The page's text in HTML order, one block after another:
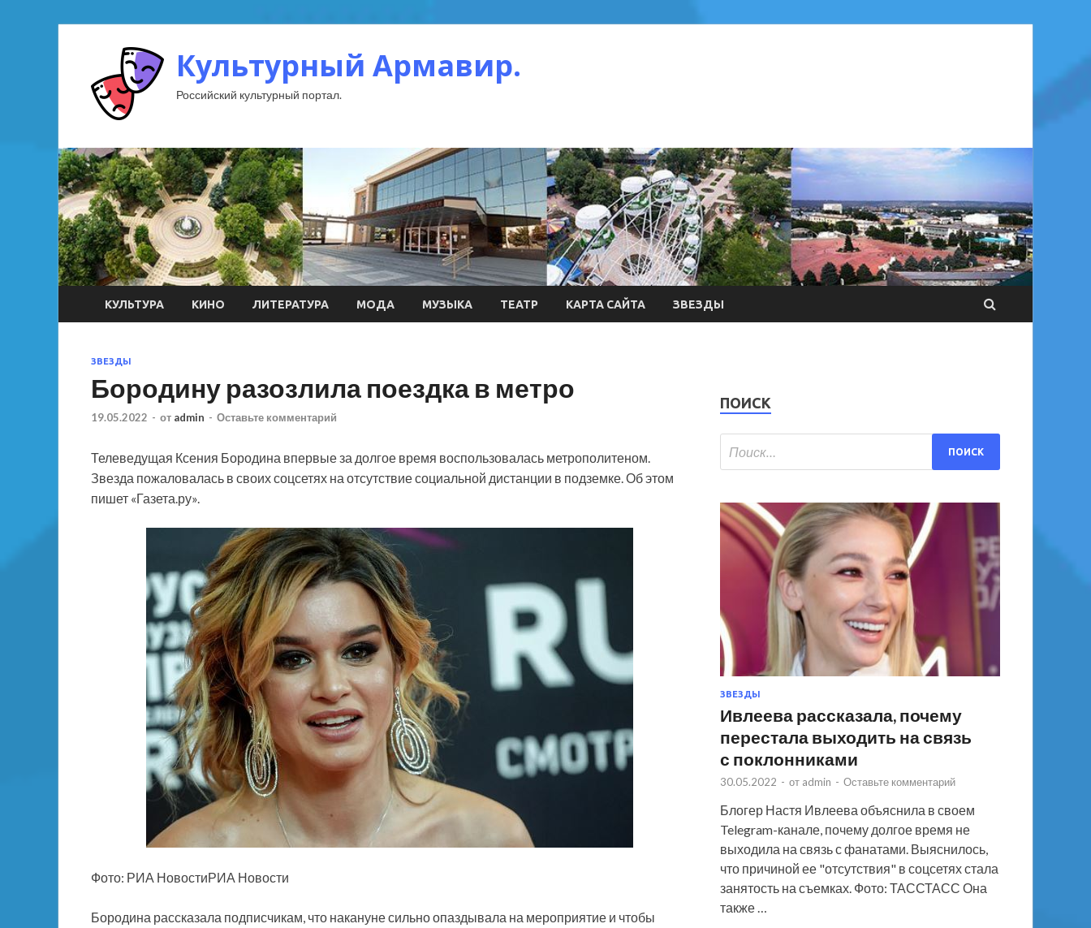
Культурный Армавир.
Российский культурный портал.
КУЛЬТУРА КИНО ЛИТЕРАТУРА МОДА МУЗЫКА ТЕАТР КАРТА САЙТА ЗВЕЗДЫ
ЗВЕЗДЫ
Бородину разозлила поездка в метро
19.05.2022 - от admin - Оставьте комментарий
Телеведущая Ксения Бородина впервые за долгое время воспользовалась метрополитеном.
Звезда пожаловалась в своих соцсетях на отсутствие социальной дистанции в подземке. Об этом
пишет «Газета.ру».
Фото: РИА НовостиРИА Новости
Бородина рассказала подписчикам, что накануне сильно опаздывала на мероприятие и чтобы
ПОИСК
ЗВЕЗДЫ
Ивлеева рассказала, почему
перестала выходить на связь
с поклонниками
30.05.2022 - от admin - Оставьте комментарий
Блогер Настя Ивлеева объяснила в своем
Telegram-канале, почему долгое время не
выходила на связь с фанатами. Выяснилось,
что причиной ее "отсутствия" в соцсетях стала
занятость на съемках. Фото: ТАССТАСС Она
также …